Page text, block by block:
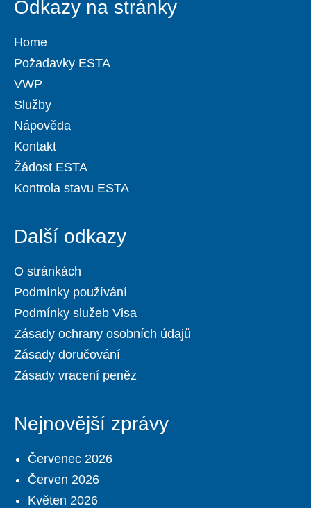
Odkazy na stránky
Home
Požadavky ESTA
VWP
Služby
Nápověda
Kontakt
Žádost ESTA
Kontrola stavu ESTA
Další odkazy
O stránkách
Podmínky používání
Podmínky služeb Visa
Zásady ochrany osobních údajů
Zásady doručování
Zásady vracení peněz
Nejnovější zprávy
Červenec 2026
Červen 2026
Květen 2026